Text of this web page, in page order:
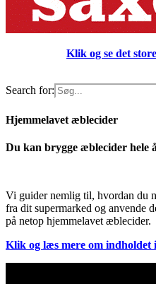
Klik og se det
Search for:
Hjemmelavet æblecider
Du kan brygge æblecider hele
Vi guider nemlig til, hvordan du
fra dit supermarked og anvende
på netop hjemmelavet æblecider.
Klik og læs mere om indholdet